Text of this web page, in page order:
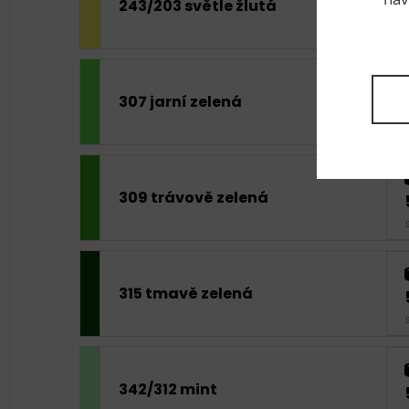
243/203 světle žlutá
307 jarní zelená
309 trávově zelená
315 tmavě zelená
342/312 mint